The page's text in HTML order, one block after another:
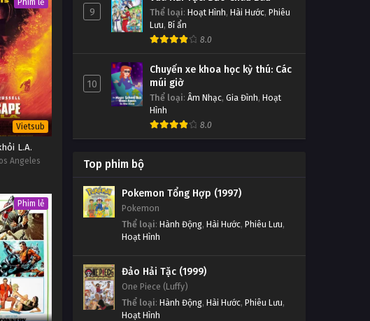
Vietsub
L.A.
Angeles
Phim lẻ
9 Thể loại: Hoạt Hình, Hài Hước, Phiêu
Lưu, Bí ẩn
8.0
10
Chuyến xe khoa học kỳ thú: Các
múi giờ
Thể loại: Âm Nhạc, Gia Đình, Hoạt
Hình
8.0
Top phim bộ
Pokemon Tổng Hợp (1997)
Pokemon
Thể loại: Hành Động, Hài Hước, Phiêu Lưu,
Hoạt Hình
Đảo Hải Tặc (1999)
One Piece (Luffy)
Thể loại: Hành Động, Hài Hước, Phiêu Lưu,
Hoạt Hình